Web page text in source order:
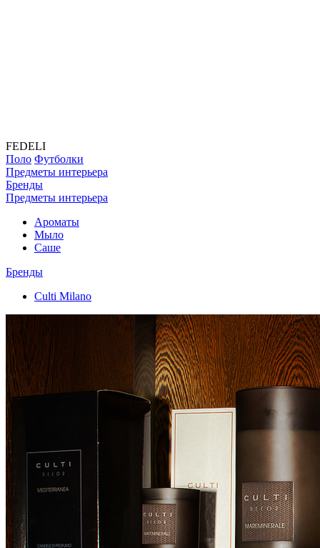
FEDELI
Поло Футболки
Предметы интерьера
Бренды
Предметы интерьера
Ароматы
Мыло
Саше
Бренды
Culti Milano